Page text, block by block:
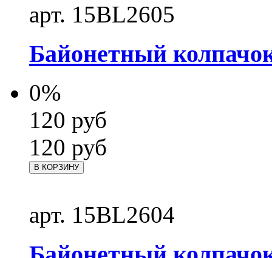
арт. 15BL2605
Байонетный
0%
120 руб
120 руб
В КОРЗИНУ
арт. 15BL2604